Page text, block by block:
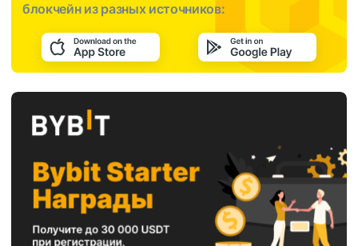
блокчейн из разных источников: